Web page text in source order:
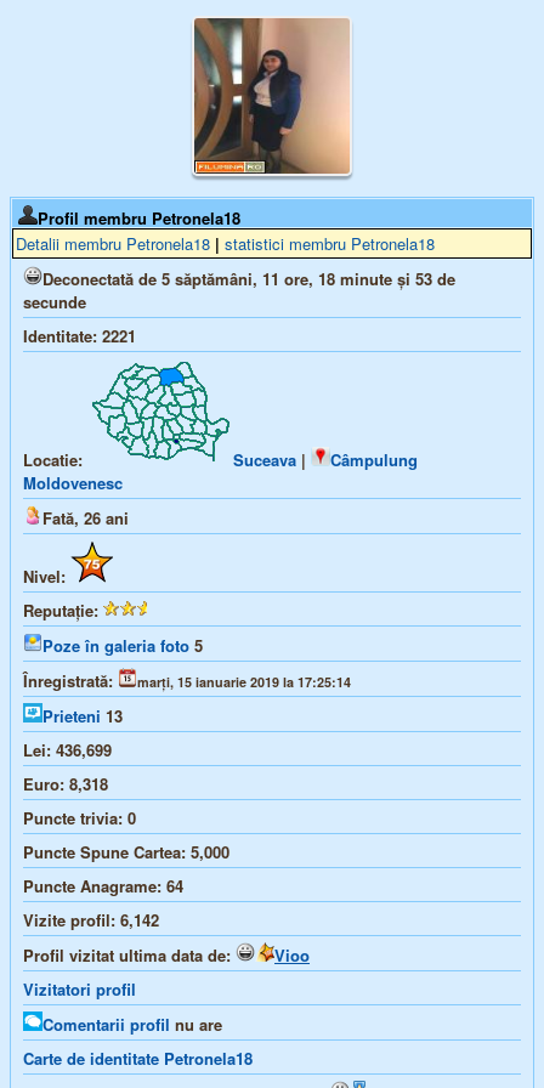
Profil membru Petronela18
Detalii membru Petronela18 | statistici membru Petronela18
Deconectată de 5 săptămâni, 11 ore, 18 minute și 53 de
secunde
Identitate: 2221
Locatie: Suceava |
Câmpulung
Moldovenesc
Fată, 26 ani
Nivel:
Reputație:
Poze în galeria foto 5
Înregistrată:
marți, 15 ianuarie 2019 la 17:25:14
Prieteni 13
Lei: 436,699
Euro: 8,318
Puncte trivia: 0
Puncte Spune Cartea: 5,000
Puncte Anagrame: 64
Vizite profil: 6,142
Profil vizitat ultima data de:
Vioo
Vizitatori profil
Comentarii profil nu are
Carte de identitate Petronela18